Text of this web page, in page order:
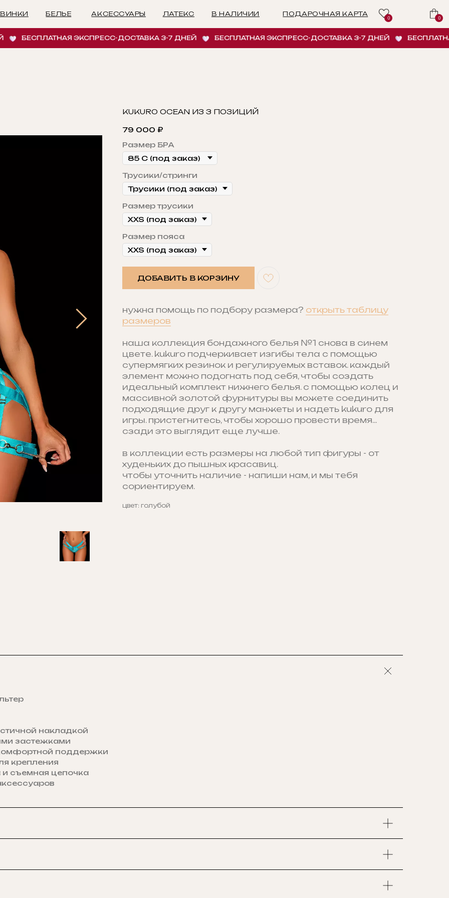
ЛАТЕКС
БЕЛЬЕ ПОДАРОЧНАЯ КАРТА
В НАЛИЧИИ
АКСЕССУАРЫ
0 0
ЭКСПРЕСС-ДОСТАВКА 3-7 ДНЕЙ БЕСПЛАТНАЯ ЭКСПРЕСС-ДОСТАВКА 3-7 ДНЕЙ БЕСПЛАТНАЯ
KUKURO OCEAN ИЗ 3 ПОЗИЦИЙ
79 000 ₽
Размер БРА
Трусики/стринги
Размер трусики
Размер пояса
ДОБАВИТЬ В КОРЗИНУ
нужна помощь по подбору размера? открыть таблицу
размеров
наша коллекция бондажного белья №1 снова в синем
цвете. kukuro подчеркивает изгибы тела с помощью
супермягких резинок и регулируемых вставок. каждый
элемент можно подогнать под себя, чтобы создать
идеальный комплект нижнего белья. с помощью колец и
массивной золотой фурнитуры вы можете соединить
подходящие друг к другу манжеты и надеть kukuro для
игры. пристегнитесь, чтобы хорошо провести время...
сзади это выглядит еще лучше.
в коллекции есть размеры на любой тип фигуры - от
худеньких до пышных красавиц.
чтобы уточнить наличие - напиши нам, и мы тебя
сориентируем.
цвет: голубой
накладкой
застежками
поддержки
крепления
съемная цепочка